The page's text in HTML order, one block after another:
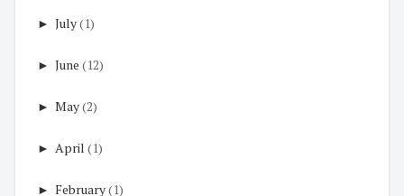
► July(1)
► June (12)
► May(2)
► April (1)
► February(1)